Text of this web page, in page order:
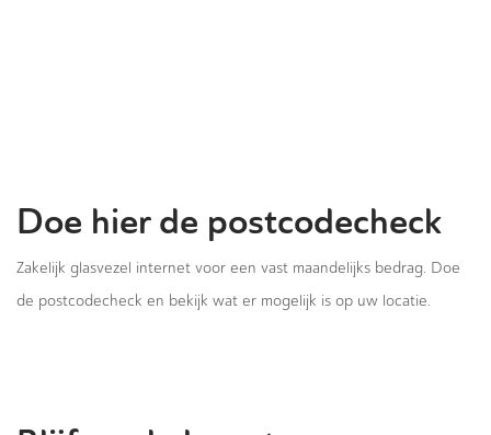
Doe hier de postcodecheck
Zakelijk glasvezel internet voor een vast maandelijks bedrag. Doe
de postcodecheck en bekijk wat er mogelijk is op uw locatie.